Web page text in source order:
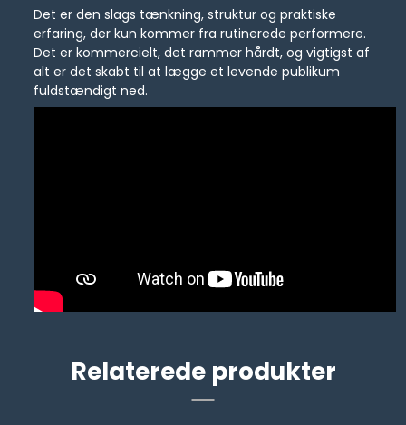
Det er den slags tænkning, struktur og praktiske
erfaring, der kun kommer fra rutinerede performere.
Det er kommercielt, det rammer hårdt, og vigtigst af
alt er det skabt til at lægge et levende publikum
fuldstændigt ned.
Relaterede produkter